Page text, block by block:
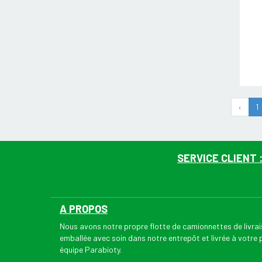
‹ 1
SERVICE CLIENT :
A PROPOS
Nous avons notre propre flotte de camionnettes de
emballée avec soin dans notre entrepôt et livrée à
équipe Parabioty.